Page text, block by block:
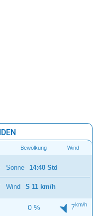
Bewölkung Wind
Sonne 14:40 Std
Wind S 11 km/h
0 % 7km/h